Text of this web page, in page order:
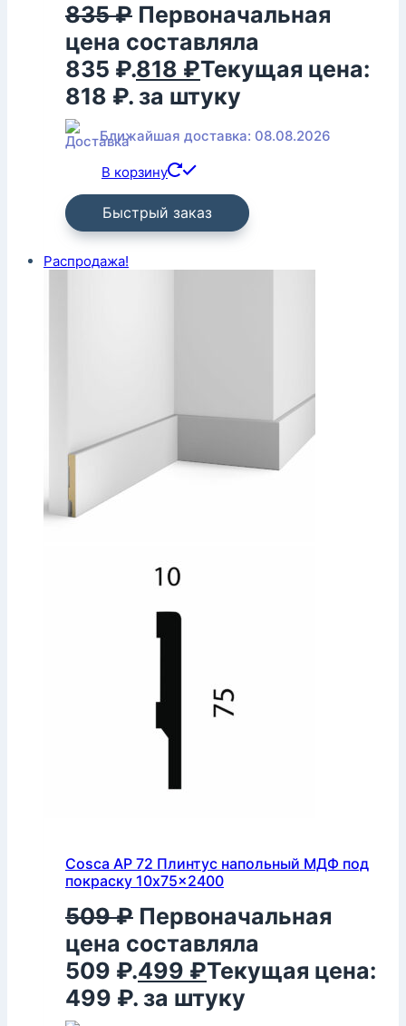
835₽ Первоначальная
цена составляла
835 ₽.818 ₽Текущая цена:
818 ₽. за штуку
Ближайшая доставка: 08.08.2026
В корзину
Быстрый заказ
Распродажа!
Cosca AP 72 Плинтус напольный МДФ под
покраску 10x75x2400
509₽ Первоначальная
цена составляла
509 ₽.499 ₽Текущая цена:
499 ₽. за штуку